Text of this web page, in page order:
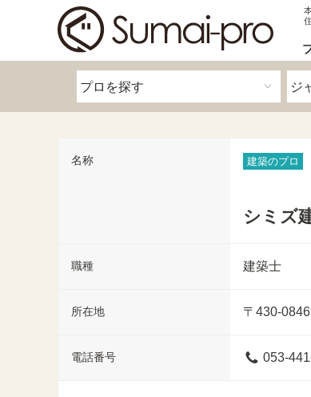
名称 建築のプロ
シミズ
職種 建築士
所在地 〒430-0846
電話番号 053-